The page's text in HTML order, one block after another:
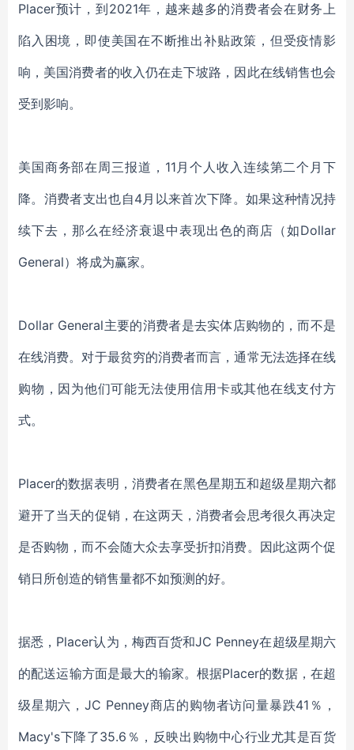
Placer预计， 到2021年，越来越多的消费者会在财务上
陷入困境 ， 即使美国在不断推出补贴政策，但受疫情影
响，美国消费者的收入仍在走下坡路，因此在线销售也会
受到影响。
美国商务部在周三报道， 11月个人收入连续第二个月下
降。消费者支出也自4月以来首次下降。如果这种情况持
续下去，那么在经济衰退中表现出色的商店（如Dollar
General）将成为赢家。
Dollar General主要的消费者是去实体店购物的 ，而不是
在线消费。对于最贫穷的消费者而言，通常无法选择在线
购物，因为他们可能无法使用信用卡或其他在线支付方
式。
Placer的数据表明， 消费者在黑色星期五和超级星期六都
避开了当天的促销 ， 在这两天，消费者会思考很久再决定
是否购物，而不会随大众去享受折扣消费。因此这两个促
销日所创造的销售量都不如预测的好。
据悉， Placer认为， 梅西百货和JC Penney在超级星期六
的配送运输方面是最大的输家。 根据Placer的数据，在超
级星期六，JC Penney商店的购物者访问量暴跌41％，
Macy's下降了35.6％，反映出购物中心行业尤其是百货